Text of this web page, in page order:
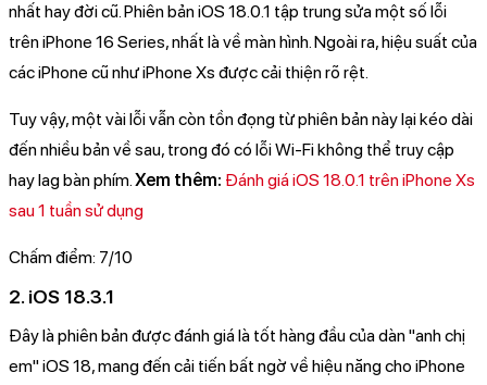
nhất hay đời cũ. Phiên bản iOS 18.0.1 tập trung sửa một số lỗi
trên iPhone 16 Series, nhất là về màn hình. Ngoài ra, hiệu suất của
các iPhone cũ như iPhone Xs được cải thiện rõ rệt.
Tuy vậy, một vài lỗi vẫn còn tồn đọng từ phiên bản này lại kéo dài
đến nhiều bản về sau, trong đó có lỗi Wi-Fi không thể truy cập
hay lag bàn phím.Xem thêm: Đánh giá iOS 18.0.1 trên iPhone Xs
sau 1 tuần sử dụng
Chấm điểm: 7/10
2. iOS 18.3.1
Đây là phiên bản được đánh giá là tốt hàng đầu của dàn "anh chị
em" iOS 18, mang đến cải tiến bất ngờ về hiệu năng cho iPhone